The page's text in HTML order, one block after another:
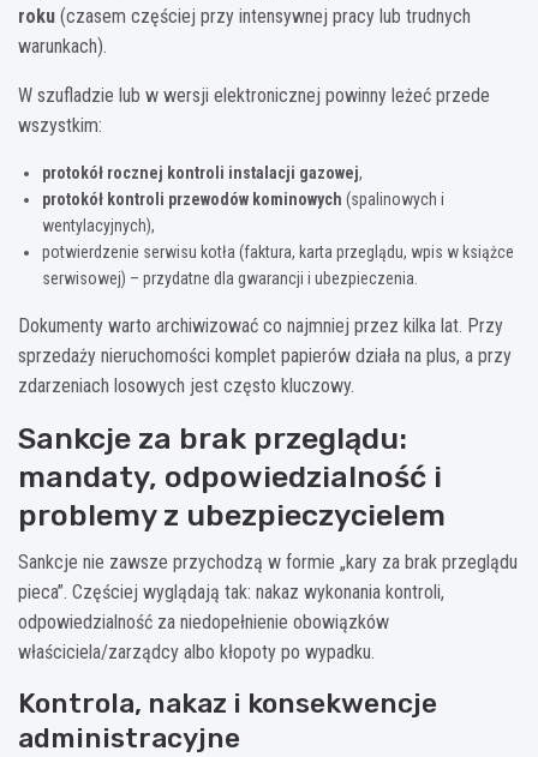
roku (czasem częściej przy intensywnej pracy lub trudnych
warunkach).
W szufladzie lub w wersji elektronicznej powinny leżeć przede
wszystkim:
protokół rocznej kontroli instalacji gazowej,
protokół kontroli przewodów kominowych (spalinowych i
wentylacyjnych),
potwierdzenie serwisu kotła (faktura, karta przeglądu, wpis w książce
serwisowej) – przydatne dla gwarancji i ubezpieczenia.
Dokumenty warto archiwizować co najmniej przez kilka lat. Przy
sprzedaży nieruchomości komplet papierów działa na plus, a przy
zdarzeniach losowych jest często kluczowy.
Sankcje za brak przeglądu:
mandaty, odpowiedzialność i
problemy z ubezpieczycielem
Sankcje nie zawsze przychodzą w formie „kary za brak przeglądu
pieca”. Częściej wyglądają tak: nakaz wykonania kontroli,
odpowiedzialność za niedopełnienie obowiązków
właściciela/zarządcy albo kłopoty po wypadku.
Kontrola, nakaz i konsekwencje
administracyjne